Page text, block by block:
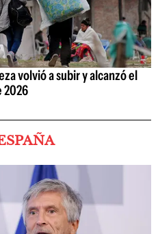
volvió a subir y alcanzó el
2026